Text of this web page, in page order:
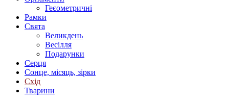
Геєометричні
Рамки
Свята
Великдень
Весілля
Подарунки
Серця
Сонце, місяць, зірки
Схід
Тварини